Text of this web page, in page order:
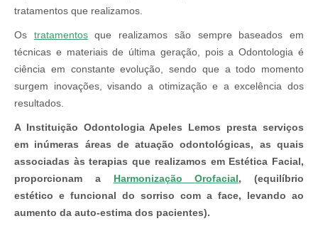
tratamentos que realizamos.
Os tratamentosque realizamos são sempre baseados em
técnicas e materiais de última geração, pois a Odontologia é
ciência em constante evolução, sendo que a todo momento
surgem inovações, visando a otimização e a excelência dos
resultados.
A Instituição Odontologia Apeles Lemos presta serviços
em inúmeras áreas de atuação odontológicas, as quais
associadas às terapias que realizamos em Estética Facial,
proporcionam a Harmonização Orofacial, (equilíbrio
estético e funcional do sorriso com a face, levando ao
aumento da auto-estima dos pacientes).